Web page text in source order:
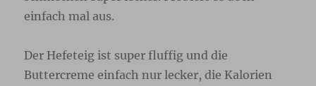
einfach mal aus.
Der Hefeteig ist super fluffig und die
Buttercreme einfach nur lecker, die Kalorien